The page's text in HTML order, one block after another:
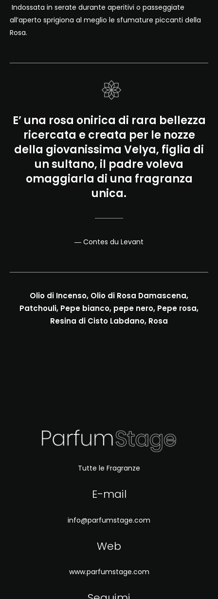
Indossata in serate durante aperitivi o passeggiate
all’aperto sprigiona al meglio le sfumature piccanti della
Rosa.
E’ una rosa onirica di rara bellezza
ricercata e creata per le nozze
della giovanissima Velya, figlia di
un sultano, il padre voleva
omaggiarla di una fragranza
unica.
― Contes du Levant
Olio di Incenso, Olio di Rosa Damascena,
Patchouli, Pepe bianco, pepe nero, Pepe rosa,
Resina di Cisto Labdano, Rosa
Tutte le Fragranze
E-mail
info@parfumstage.com
Web
www.parfumstage.com